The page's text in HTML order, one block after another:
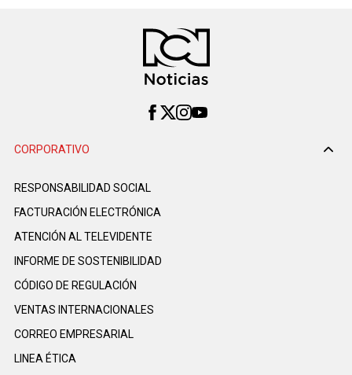
CORPORATIVO
RESPONSABILIDAD SOCIAL
FACTURACIÓN ELECTRÓNICA
ATENCIÓN AL TELEVIDENTE
INFORME DE SOSTENIBILIDAD
CÓDIGO DE REGULACIÓN
VENTAS INTERNACIONALES
CORREO EMPRESARIAL
LINEA ÉTICA